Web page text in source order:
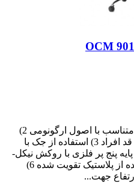
1) طراحی زیبا، مدرن، کاربردی و متناسب با اصول ارگونومی 2)
امکان تنظیم گودی کمر با توجه به قد افراد 3) استفاده از جک با
سانتیمتر 4) دارای پایه پنج پر فلزی با روکش نیکل-
کروم 5) پشتی و نشیمن ساخته شده از پلاستیک تقویت شده 6)
جهت...